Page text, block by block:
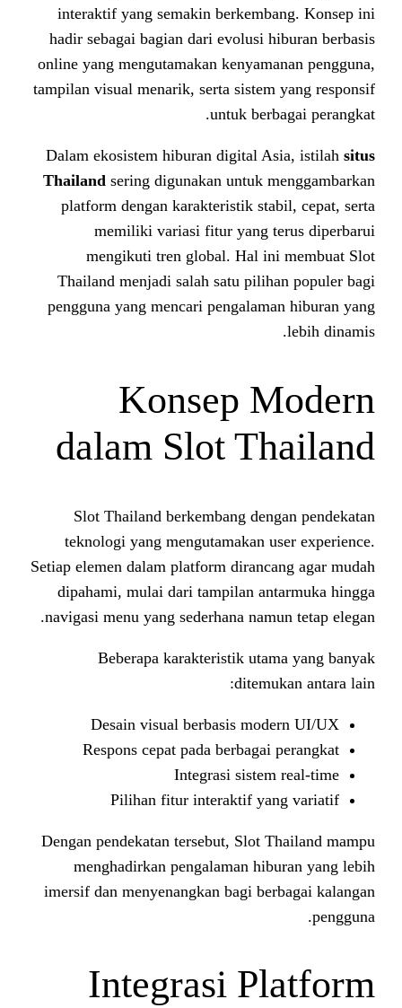
interaktif yang semakin
hadir sebagai bagian dari evolusi
online yang mengutamakan
tampilan visual menarik, serta
untuk
Dalam ekosistem hiburan digital
Thailandsering digunakan untuk
platform dengan karakteristik
memiliki variasi fitur
mengikuti tren global. Hal
Thailand menjadi salah satu
pengguna yang mencari
Konsep
dalam Slot
Slot Thailand berkembang
teknologi yang
Setiap elemen dalam platform
dipahami, mulai dari tampilan
navigasi menu yang sederhana
Beberapa karakteristik
Desain visual berbasis
Respons cepat pada
Integrasi
Pilihan fitur interaktif
Dengan pendekatan tersebut, Slot
menghadirkan pengalaman
imersif dan menyenangkan bagi
Integrasi